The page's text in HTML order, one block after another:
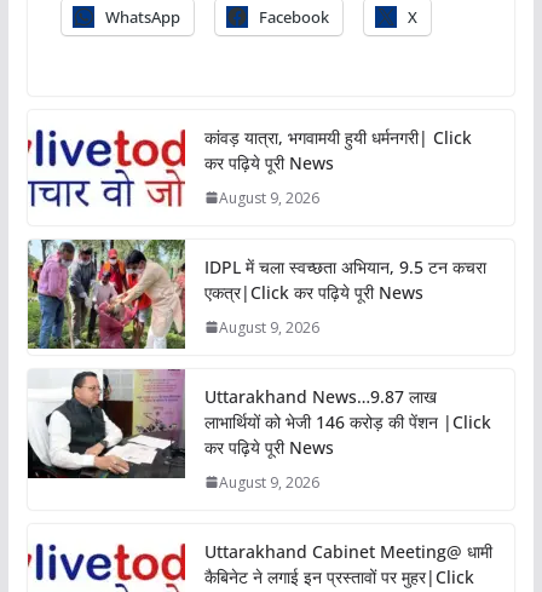
WhatsApp Facebook X
कांवड़ यात्रा, भगवामयी हुयी धर्मनगरी| Click
कर पढ़िये पूरी News
August 9, 2026
IDPL में चला स्वच्छता अभियान, 9.5 टन कचरा
एकत्र|Click कर पढ़िये पूरी News
August 9, 2026
Uttarakhand News…9.87 लाख
लाभार्थियों को भेजी 146 करोड़ की पेंशन |Click
कर पढ़िये पूरी News
August 9, 2026
Uttarakhand Cabinet Meeting@ धामी
कैबिनेट ने लगाई इन प्रस्तावों पर मुहर|Click